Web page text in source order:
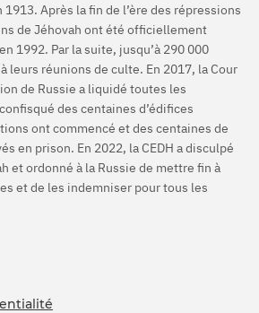
Après la fin de l’ère des répressions
de Jéhovah ont été officiellement
1992. Par la suite, jusqu’à 290 000
leurs réunions de culte. En 2017, la Cour
de Russie a liquidé toutes les
des centaines d’édifices
ont commencé et des centaines de
en prison. En 2022, la CEDH a disculpé
et ordonné à la Russie de mettre fin à
et de les indemniser pour tous les